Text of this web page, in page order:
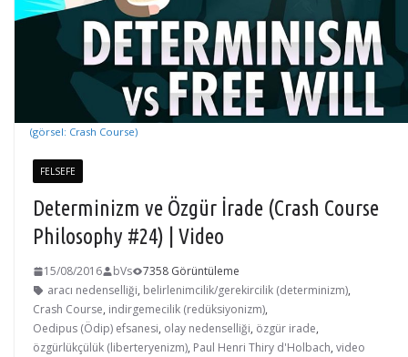
(görsel: Crash Course)
FELSEFE
Determinizm ve Özgür İrade (Crash Course
Philosophy #24) | Video
15/08/2016 bVs
7358 Görüntüleme
aracı nedenselliği, belirlenimcilik/gerekircilik (determinizm),
Crash Course, indirgemecilik (redüksiyonizm),
Oedipus (Ödip) efsanesi, olay nedenselliği, özgür irade,
özgürlükçülük (liberteryenizm), Paul Henri Thiry d'Holbach, video